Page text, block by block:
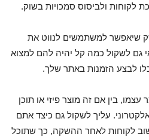
לקוחות ולביסוס סמכויות בשוק.
שיאפשר למשתמשים לנווט את
גם לשקול כמה קל יהיה להם למצוא
לבצע הזמנות באתר שלך.
בין אם זה מוצר פיזי או תוכן
עליך לשקול גם כיצד אתם
לקוחות לאחר ההשקה, כך שתוכל